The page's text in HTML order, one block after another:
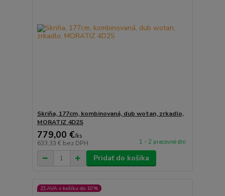
Skriňa, 177cm, kombinovaná, dub wotan, zrkadlo,
MORATIZ 4D2S
779,00 €/ks
633,33 € bez DPH 1 - 2 pracovné dni
Pridať do košíka
ZĽAVA v košíku do 10%